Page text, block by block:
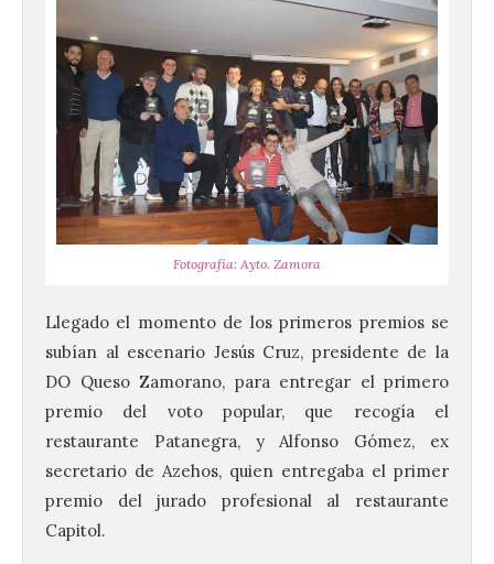
Fotografía: Ayto. Zamora
Llegado el momento de los primeros premios se
subían al escenario Jesús Cruz, presidente de la
DO Queso Zamorano, para entregar el primero
premio del voto popular, que recogía el
restaurante Patanegra, y Alfonso Gómez, ex
secretario de Azehos, quien entregaba el primer
premio del jurado profesional al restaurante
Capitol.
La décimo séptima
fotografía León de…viaje